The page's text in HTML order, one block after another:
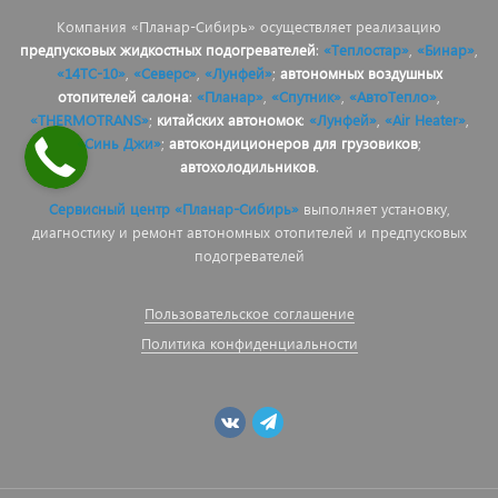
Компания «Планар-Сибирь» осуществляет реализацию
предпусковых жидкостных подогревателей: «Теплостар» «Бинар»
«14ТС-10», «Северс», «Лунфей»; автономных воздушных
отопителей салона: «Планар» «Спутник» «АвтоТепло»
«THERMOTRANS»; китайских автономок: «Лунфей», «Air Heater»,
«Синь Джи»; автокондиционеров для грузовиков;
автохолодильников.
Сервисный центр «Планар-Сибирь»выполняет установку,
диагностику и ремонт автономных отопителей и предпусковых
подогревателей
Пользовательское соглашение
Политика конфиденциальности